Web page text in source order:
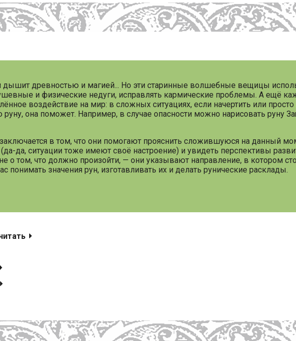
дышит древностью и магией... Но эти старинные волшебные вещицы
и физические недуги, исправлять кармические проблемы. А ещё
воздействие на мир: в сложных ситуациях, если начертить или просто
она поможет. Например, в случае опасности можно нарисовать руну
в том, что они помогают прояснить сложившуюся на данный
(да-да, ситуации тоже имеют своё настроение) и увидеть перспективы
о том, что должно произойти, — они указывают направление, в котором
понимать значения рун, изготавливать их и делать рунические расклады.